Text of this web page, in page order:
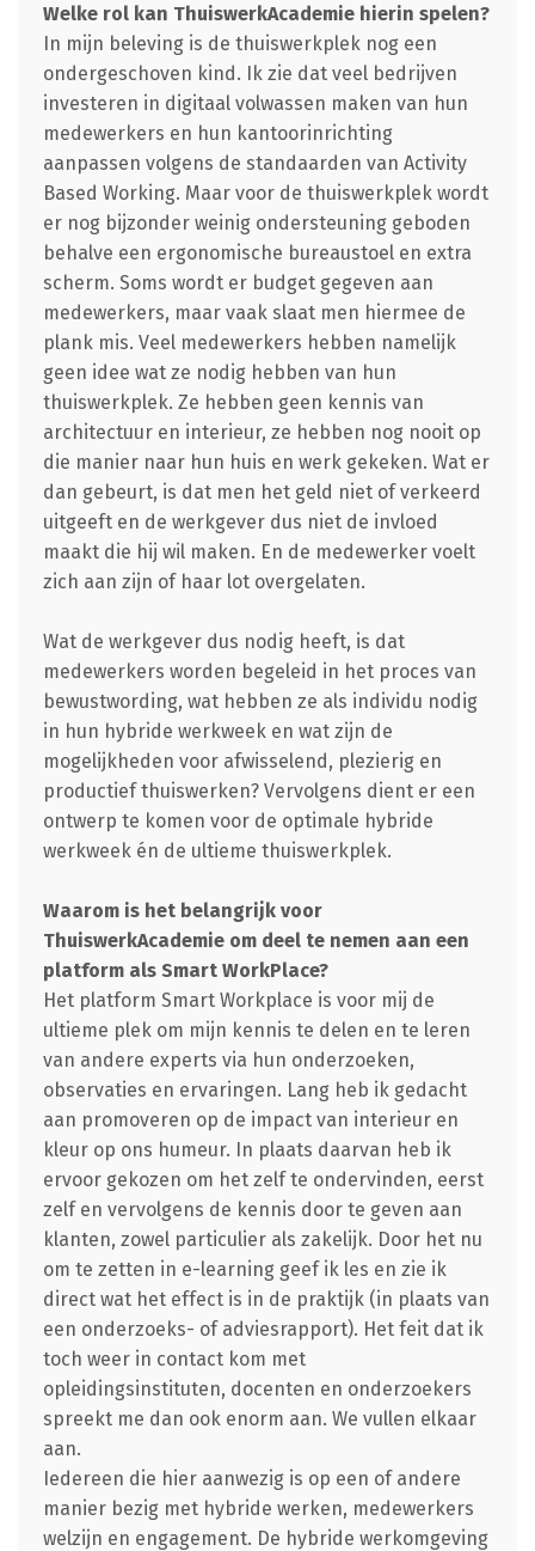
Welke rol kan ThuiswerkAcademie hierin spelen?
In mijn beleving is de thuiswerkplek nog een
ondergeschoven kind. Ik zie dat veel bedrijven
investeren in digitaal volwassen maken van hun
medewerkers en hun kantoorinrichting
aanpassen volgens de standaarden van Activity
Based Working. Maar voor de thuiswerkplek wordt
er nog bijzonder weinig ondersteuning geboden
behalve een ergonomische bureaustoel en extra
scherm. Soms wordt er budget gegeven aan
medewerkers, maar vaak slaat men hiermee de
plank mis. Veel medewerkers hebben namelijk
geen idee wat ze nodig hebben van hun
thuiswerkplek. Ze hebben geen kennis van
architectuur en interieur, ze hebben nog nooit op
die manier naar hun huis en werk gekeken. Wat er
dan gebeurt, is dat men het geld niet of verkeerd
uitgeeft en de werkgever dus niet de invloed
maakt die hij wil maken. En de medewerker voelt
zich aan zijn of haar lot overgelaten.
Wat de werkgever dus nodig heeft, is dat
medewerkers worden begeleid in het proces van
bewustwording, wat hebben ze als individu nodig
in hun hybride werkweek en wat zijn de
mogelijkheden voor afwisselend, plezierig en
productief thuiswerken? Vervolgens dient er een
ontwerp te komen voor de optimale hybride
werkweek én de ultieme thuiswerkplek.
Waarom is het belangrijk voor
ThuiswerkAcademie om deel te nemen aan een
platform als Smart WorkPlace?
Het platform Smart Workplace is voor mij de
ultieme plek om mijn kennis te delen en te leren
van andere experts via hun onderzoeken,
observaties en ervaringen. Lang heb ik gedacht
aan promoveren op de impact van interieur en
kleur op ons humeur. In plaats daarvan heb ik
ervoor gekozen om het zelf te ondervinden, eerst
zelf en vervolgens de kennis door te geven aan
klanten, zowel particulier als zakelijk. Door het nu
om te zetten in e-learning geef ik les en zie ik
direct wat het effect is in de praktijk (in plaats van
een onderzoeks- of adviesrapport). Het feit dat ik
toch weer in contact kom met
opleidingsinstituten, docenten en onderzoekers
spreekt me dan ook enorm aan. We vullen elkaar
aan.
Iedereen die hier aanwezig is op een of andere
manier bezig met hybride werken, medewerkers
welzijn en engagement. De hybride werkomgeving